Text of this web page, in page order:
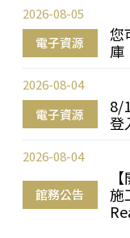
電子資源
您
庫
2026-08-05
電子資源
8/
登
2026-08-04
館務公告
施
2026-08-04